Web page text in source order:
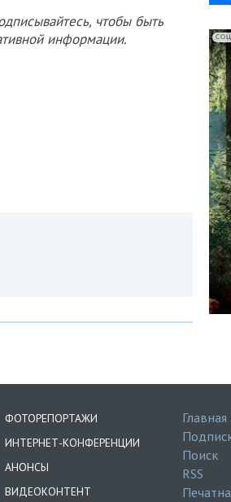
чтобы быть
информации.
ФОТОРЕПОРТАЖИ
ИНТЕРНЕТ-КОНФЕРЕНЦИИ
АНОНСЫ
ВИДЕОКОНТЕНТ
Главная
Поиск
RSS